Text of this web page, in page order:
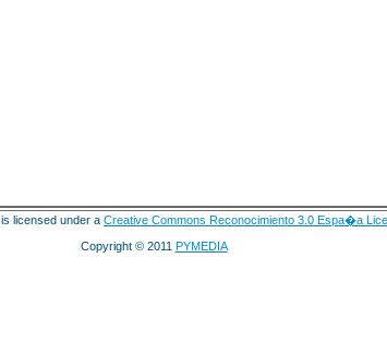
is licensed under a Creative Commons Reconocimiento 3.0 Espa�a
Copyright © 2011 PYMEDIA